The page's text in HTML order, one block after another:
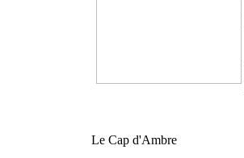
Le Cap d'Ambre